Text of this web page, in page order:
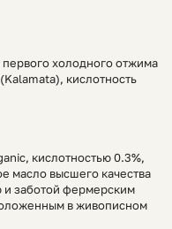
холодного отжима
кислотность
кислотностью 0.3%,
масло высшего качества
и заботой фермерским
в живописном